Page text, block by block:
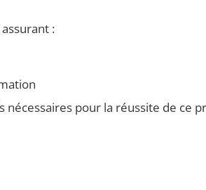
:
pour la réussite de ce